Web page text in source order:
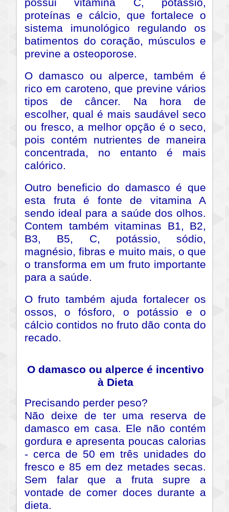
possui vitamina C, potássio,
proteínas e cálcio, que fortalece o
sistema imunológico regulando os
batimentos do coração, músculos e
previne a osteoporose.
O damasco ou alperce, também é
rico em caroteno, que previne vários
tipos de câncer. Na hora de
escolher, qual é mais saudável seco
ou fresco, a melhor opção é o seco,
pois contém nutrientes de maneira
concentrada, no entanto é mais
calórico.
Outro beneficio do damasco é que
esta fruta é fonte de vitamina A
sendo ideal para a saúde dos olhos.
Contem também vitaminas B1, B2,
B3, B5, C, potássio, sódio,
magnésio, fibras e muito mais, o que
o transforma em um fruto importante
para a saúde.
O fruto também ajuda fortalecer os
ossos, o fósforo, o potássio e o
cálcio contidos no fruto dão conta do
recado.
O damasco ou alperce é incentivo
à Dieta
Precisando perder peso?
Não deixe de ter uma reserva de
damasco em casa. Ele não contém
gordura e apresenta poucas calorias
- cerca de 50 em três unidades do
fresco e 85 em dez metades secas.
Sem falar que a fruta supre a
vontade de comer doces durante a
dieta.